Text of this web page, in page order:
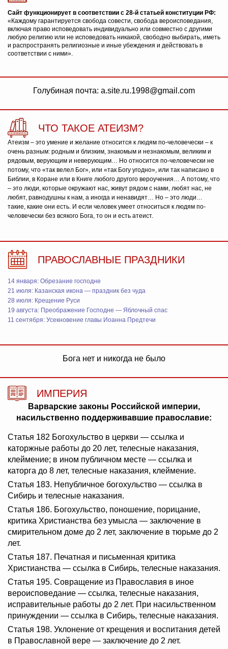
Сайт функционирует в соответствии с 28-й статьей конституции РФ:
«Каждому гарантируется свобода совести, свобода вероисповедания,
включая право исповедовать индивидуально или совместно с другими
любую религию или не исповедовать никакой, свободно выбирать, иметь
и распространять религиозные и иные убеждения и действовать в
соответствии с ними».
Голубиная почта: a.site.ru.1998@gmail.com
ЧТО ТАКОЕ АТЕИЗМ?
Атеизм – это умение и желание относится к людям по-человечески – к
очень разным: родным и близким, знакомым и незнакомым, великим и
рядовым, верующим и неверующим… Но относится по-человечески не
потому, что «так велел Бог», или «так Богу угодно», или так написано в
Библии, в Коране или в Книге любого другого вероучения… А потому, что
– это люди, которые окружают нас, живут рядом с нами, любят нас, не
любят, равнодушны к нам, а иногда и ненавидят… Но – это люди…
такие, какие они есть. И если человек умеет относиться к людям по-
человечески без всякого Бога, то он и есть атеист.
ПРАВОСЛАВНЫЕ ПРАЗДНИКИ
14 января: Обрезание господне
21 июля: Казанская икона — праздник без чуда
28 июля: Крещение Руси
19 августа: Преображение Господне — Яблочный спас
11 сентября: Усекновение главы Иоанна Предтечи
Бога нет и никогда не было
ИМПЕРИЯ
Варварские законы Российской империи,
насильственно поддерживавшие православие:
Статья 182 Богохульство в церкви — ссылка и
каторжные работы до 20 лет, телесные наказания,
клеймение; в ином публичном месте — ссылка и
каторга до 8 лет, телесные наказания, клеймение.
Статья 183. Непубличное богохульство — ссылка в
Сибирь и телесные наказания.
Статья 186. Богохульство, поношение, порицание,
критика Христианства без умысла — заключение в
смирительном доме до 2 лет, заключение в тюрьме до 2
лет.
Статья 187. Печатная и письменная критика
Христианства — ссылка в Сибирь, телесные наказания.
Статья 195. Совращение из Православия в иное
вероисповедание — ссылка, телесные наказания,
исправительные работы до 2 лет. При насильственном
принуждении — ссылка в Сибирь, телесные наказания.
Статья 198. Уклонение от крещения и воспитания детей
в Православной вере — заключение до 2 лет.